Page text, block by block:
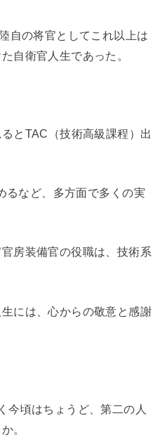
自の将官としてこれ以上は
自衛官人生であった。
とTAC（技術高級課程）出
るなど、多方面で多くの実
房装備官の役職は、技術系
には、心からの敬意と感謝
今頃はちょうど、第二の人
。